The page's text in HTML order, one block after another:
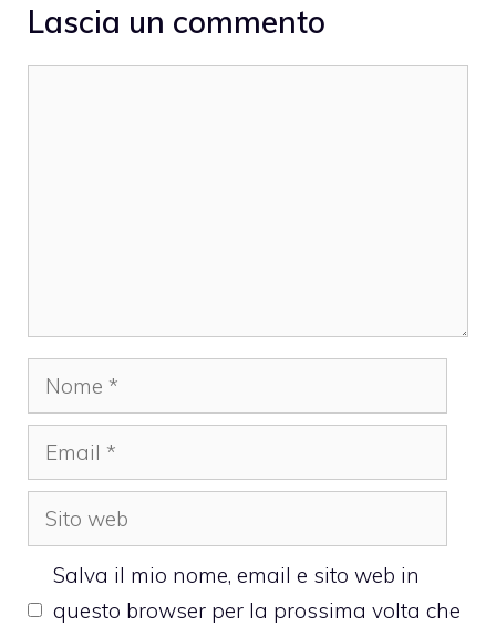
Lascia un commento
Nome
Email
Sito
web
Salva il mio nome, email e sito web in
questo browser per la prossima volta che